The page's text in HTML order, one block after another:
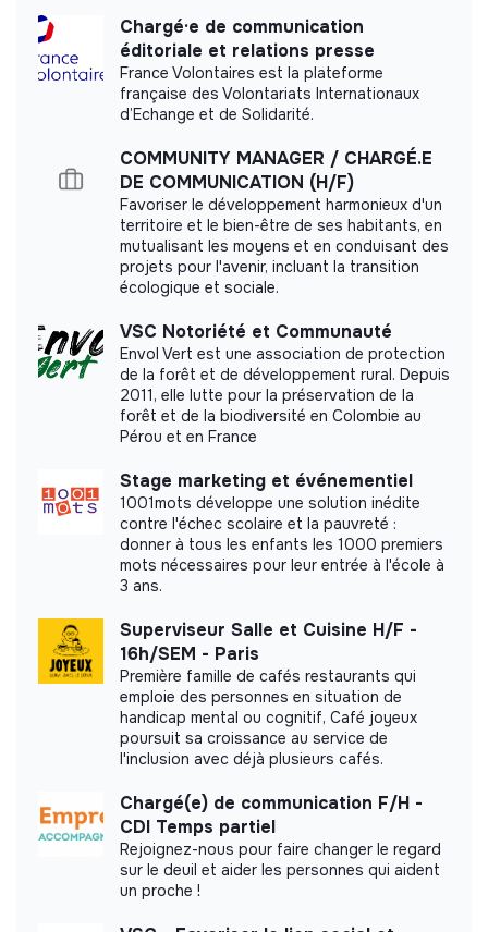
Willy anti-gaspi did not yet communicate its
impact measurement.
Labels and certifications
This structure did not communicate to us the
labels or certifications that it was able to obtain.
Documents
Did not yet add a transparency document.
Chargé·e de communication
éditoriale et relations presse
France Volontaires est la plateforme
française des Volontariats Internationaux
d’Echange et de Solidarité.
COMMUNITY MANAGER / CHARGÉ.E
DE COMMUNICATION (H/F)
Favoriser le développement harmonieux d'un
territoire et le bien-être de ses habitants, en
mutualisant les moyens et en conduisant des
projets pour l'avenir, incluant la transition
écologique et sociale.
VSC Notoriété et Communauté
Envol Vert est une association de protection
de la forêt et de développement rural. Depuis
2011, elle lutte pour la préservation de la
forêt et de la biodiversité en Colombie au
Pérou et en France
Stage marketing et événementiel
1001mots développe une solution inédite
contre l'échec scolaire et la pauvreté :
donner à tous les enfants les 1000 premiers
mots nécessaires pour leur entrée à l'école à
3 ans.
Superviseur Salle et Cuisine H/F -
16h/SEM - Paris
Première famille de cafés restaurants qui
emploie des personnes en situation de
handicap mental ou cognitif, Café joyeux
poursuit sa croissance au service de
l'inclusion avec déjà plusieurs cafés.
Chargé(e) de communication F/H -
CDI Temps partiel
Rejoignez-nous pour faire changer le regard
sur le deuil et aider les personnes qui aident
un proche !